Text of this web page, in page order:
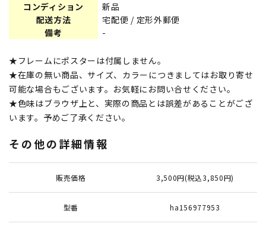
コンディション
新品
配送方法
宅配便 / 定形外郵便
備考
-
★フレームにポスターは付属しません。
★在庫の無い商品、サイズ、カラーにつきましてはお取り寄せ
可能な場合もございます。お気軽にお問い合せください。
★色味はブラウザ上と、実際の商品とは誤差があることがござ
います。予めご了承ください。
その他の詳細情報
販売価格 3,500円(税込3,850円)
型番 ha156977953